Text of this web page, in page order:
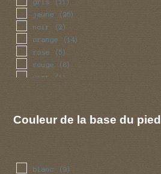
(11)
jaune (26)
noir (2)
orange (14)
rose (5)
rouge (8)
vert (1)
Couleur de la base du pied
blanc (9)